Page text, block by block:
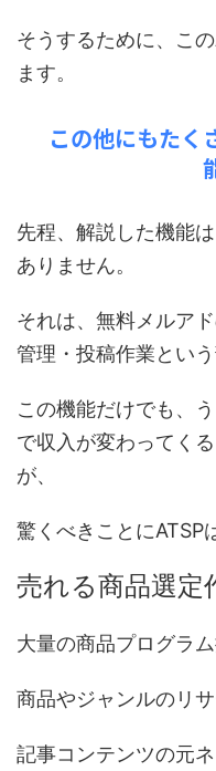
そうするために、こ
ます。
この他にもたく
先程、解説した機能
ありません。
それは、無料メルア
管理・投稿作業という
この機能だけでも、
で収入が変わってく
が、
驚くべきことにATSP
売れる商品選定
大量の商品プログラ
商品やジャンルのリ
記事コンテンツの元